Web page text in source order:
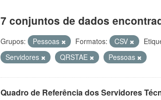
7 conjuntos de dados
Grupos: Pessoas Formatos: CSV
Servidores
QRSTAE Pessoas
Quadro de Referência dos Servidores